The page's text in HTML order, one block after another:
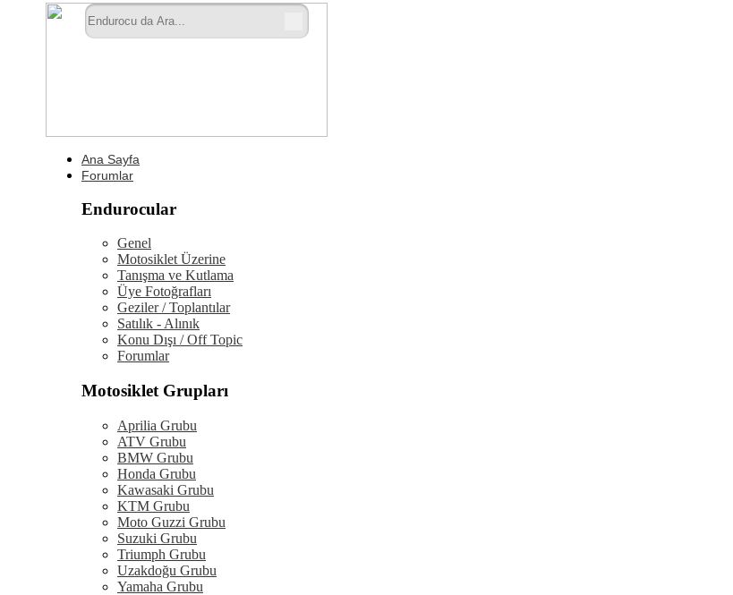
Ana Sayfa
Forumlar
Endurocular
Genel
Motosiklet Üzerine
Tanışma ve Kutlama
Üye Fotoğrafları
Geziler / Toplantılar
Satılık - Alınık
Konu Dışı / Off Topic
Forumlar
Motosiklet Grupları
Aprilia Grubu
ATV Grubu
BMW Grubu
Honda Grubu
Kawasaki Grubu
KTM Grubu
Moto Guzzi Grubu
Suzuki Grubu
Triumph Grubu
Uzakdoğu Grubu
Yamaha Grubu